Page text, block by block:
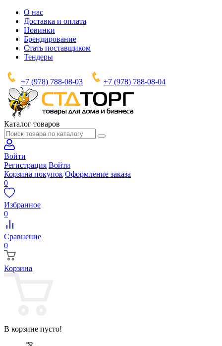
О нас
Доставка и оплата
Новинки
Брендирование
Стать поставщиком
Тендеры
+7 (978) 788-08-03 +7 (978) 788-08-04
Каталог товаров
Войти
Регистрация Войти
Корзина покупок Оформление заказа
0
Избранное
0
Сравнение
0
Корзина
В корзине пусто!